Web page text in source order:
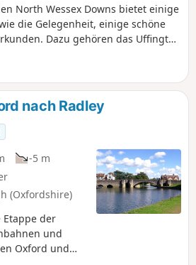
North Wessex Downs bietet einige
die Gelegenheit, einige schöne
Dazu gehören das Uffington
nach Radley
-5 m
(Oxfordshire)
Etappe der
und
Oxford und